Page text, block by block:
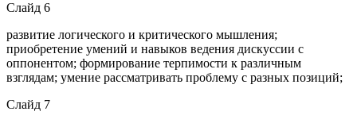
Слайд 6
развитие логического и критического мышления;
приобретение умений и навыков ведения дискуссии с
оппонентом; формирование терпимости к различным
взглядам; умение рассматривать проблему с разных позиций;
Слайд 7